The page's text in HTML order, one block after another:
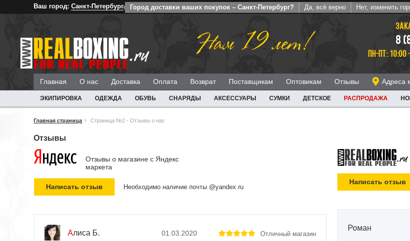
Ваш город: Санкт-Петербург Город доставки ваших покупок – Санкт-Петербург? Да, всё верно Нет, изменить
Нам 19 лет! 8
ПН-ПТ: 10:00
Главная О нас Доставка Оплата Возврат Поставщикам Оптовикам Отзывы Адреса
ЭКИПИРОВКА ОДЕЖДА ОБУВЬ СНАРЯДЫ АКСЕССУАРЫ СУМКИ ДЕТСКОЕ РАСПРОДАЖА
Главная страница Страница №2 - Отзывы о нас
Отзывы
Отзывы о магазине c Яндекс
маркета
Необходимо наличие почты @yandex.ru
Алиса Б. 01.03.2020 Отличный магазин
Написать отзыв
Роман